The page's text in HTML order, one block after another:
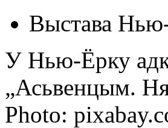
Выстава
У Нью-Ёрку
„Асьвенцым.
Photo: